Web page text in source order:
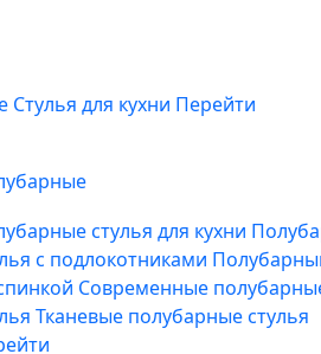
Стулья для кухни Перейти
стулья для кухни
с подлокотниками
Современные
Тканевые полубарные стулья